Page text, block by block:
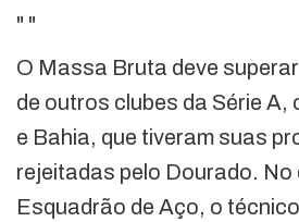
" "
O Massa Bruta deve
de outros clubes da Série A,
e Bahia, que tiveram suas
rejeitadas pelo Dourado. No
Esquadrão de Aço, o